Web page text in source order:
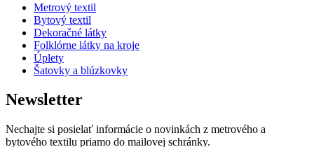
Metrový textil
Bytový textil
Dekoračné látky
Folklórne látky na kroje
Úplety
Šatovky a blúzkovky
Newsletter
Nechajte si posielať informácie o novinkách z metrového a
bytového textilu priamo do mailovej schránky.